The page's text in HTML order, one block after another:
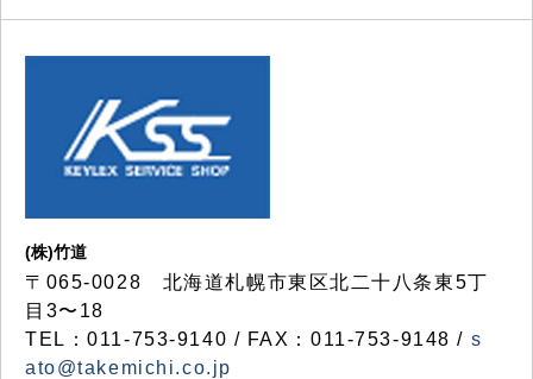
(株)竹道
〒065-0028 北海道札幌市東区北二十八条東5丁
目3〜18
TEL：011-753-9140 / FAX：011-753-9148 / s
ato@takemichi.co.jp